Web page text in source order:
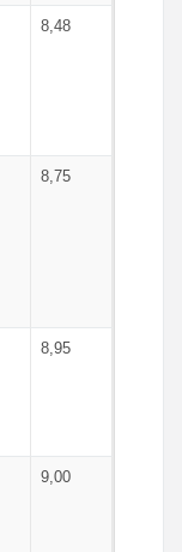
8,48
8,75
8,95
9,00